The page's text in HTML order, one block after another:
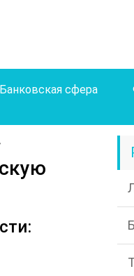
Банковская сфера